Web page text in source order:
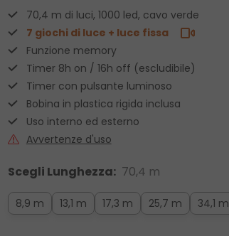
70,4 m di luci, 1000 led, cavo verde
7 giochi di luce + luce fissa
Funzione memory
Timer 8h on / 16h off (escludibile)
Timer con pulsante luminoso
Bobina in plastica rigida inclusa
Uso interno ed esterno
Avvertenze d'uso
Scegli Lunghezza: 70,4 m
8,9 m 13,1 m 17,3 m 25,7 m 34,1 m